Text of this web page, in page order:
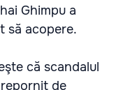
Ghimpu a
să acopere.
că scandalul
de